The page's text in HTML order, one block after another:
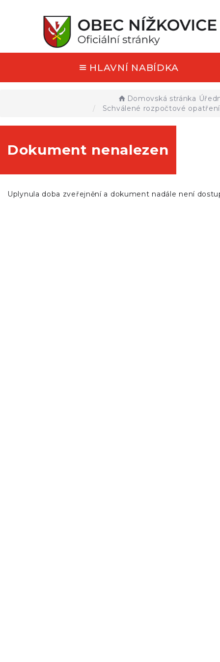
HLAVNÍ NABÍDKA
Domovská stránka
Schválené rozpočtové
Dokument nenalezen
Uplynula doba zveřejnění a dokument nadále není